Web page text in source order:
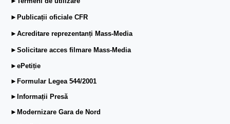
►Publicații oficiale CFR
►Acreditare reprezentanți Mass-Media
►Solicitare acces filmare Mass-Media
►ePetiție
►Formular Legea 544/2001
►Informații Presă
►Modernizare Gara de Nord